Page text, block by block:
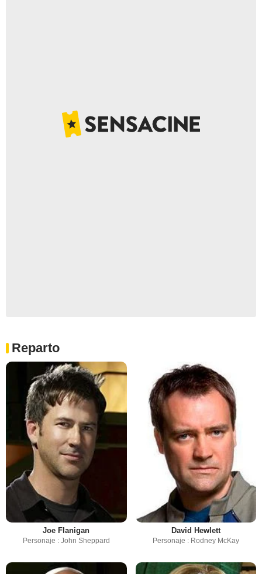
Reparto
Joe Flanigan
Personaje : John Sheppard
David Hewlett
Personaje : Rodney McKay